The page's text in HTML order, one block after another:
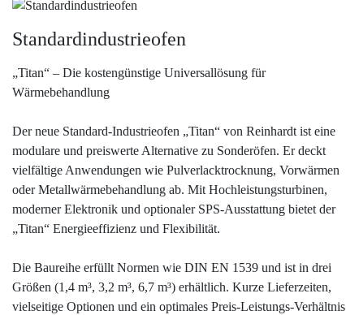
Standardindustrieofen
„Titan“ – Die kostengünstige Universallösung für
Wärmebehandlung
Der neue Standard-Industrieofen „Titan“ von Reinhardt ist eine
modulare und preiswerte Alternative zu Sonderöfen. Er deckt
vielfältige Anwendungen wie Pulverlacktrocknung, Vorwärmen
oder Metallwärmebehandlung ab. Mit Hochleistungsturbinen,
moderner Elektronik und optionaler SPS-Ausstattung bietet der
„Titan“ Energieeffizienz und Flexibilität.
Die Baureihe erfüllt Normen wie DIN EN 1539 und ist in drei
Größen (1,4 m³, 3,2 m³, 6,7 m³) erhältlich. Kurze Lieferzeiten,
vielseitige Optionen und ein optimales Preis-Leistungs-Verhältnis